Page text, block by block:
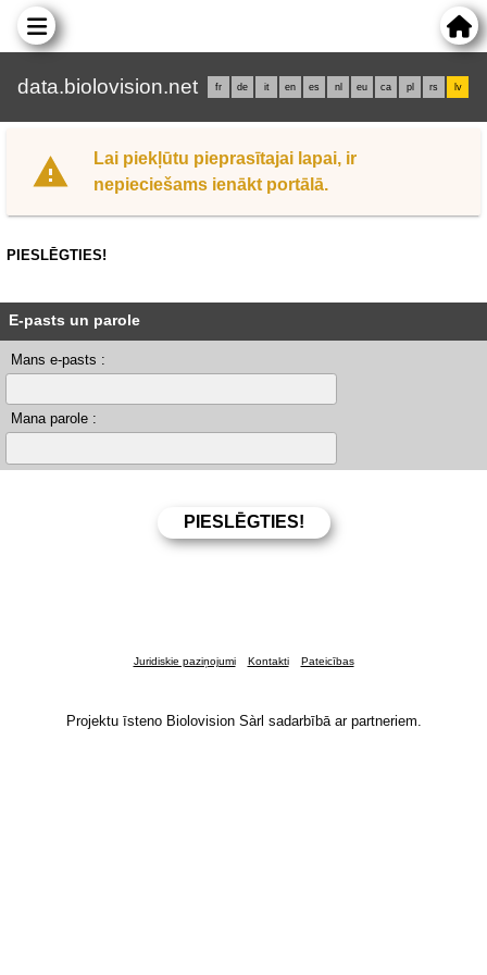
data.biolovision.net fr de it en es nl eu ca pl rs lv
Lai piekļūtu pieprasītajai lapai, ir
nepieciešams ienākt portālā.
PIESLĒGTIES!
E-pasts un parole
Mans e-pasts :
Mana parole :
Juridiskie paziņojumi Kontakti Pateicības
Projektu īsteno Biolovision Sàrl sadarbībā ar partneriem.